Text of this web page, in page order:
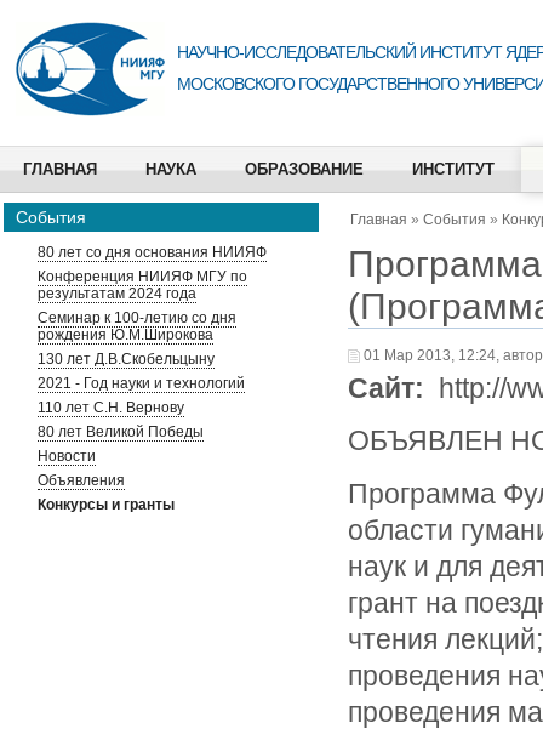
НАУЧНО-ИССЛЕДОВАТЕЛЬСКИЙ ИНСТИТУТ
МОСКОВСКОГО ГОСУДАРСТВЕННОГО
ГЛАВНАЯ НАУКА ОБРАЗОВАНИЕ ИНСТИТУТ
События
80 лет со дня основания НИИЯФ
Конференция НИИЯФ МГУ по
результатам 2024 года
Семинар к 100-летию со дня
рождения Ю.М.Широкова
130 лет Д.В.Скобельцыну
2021 - Год науки и технологий
110 лет С.Н. Вернову
80 лет Великой Победы
Новости
Объявления
Конкурсы и гранты
Главная » События »
01 Мар 2013, 12:24,
Сайт: http://
ОБЪЯВЛЕН
Программа
области
наук и для
грант на
чтения лекций;
проведения
проведения